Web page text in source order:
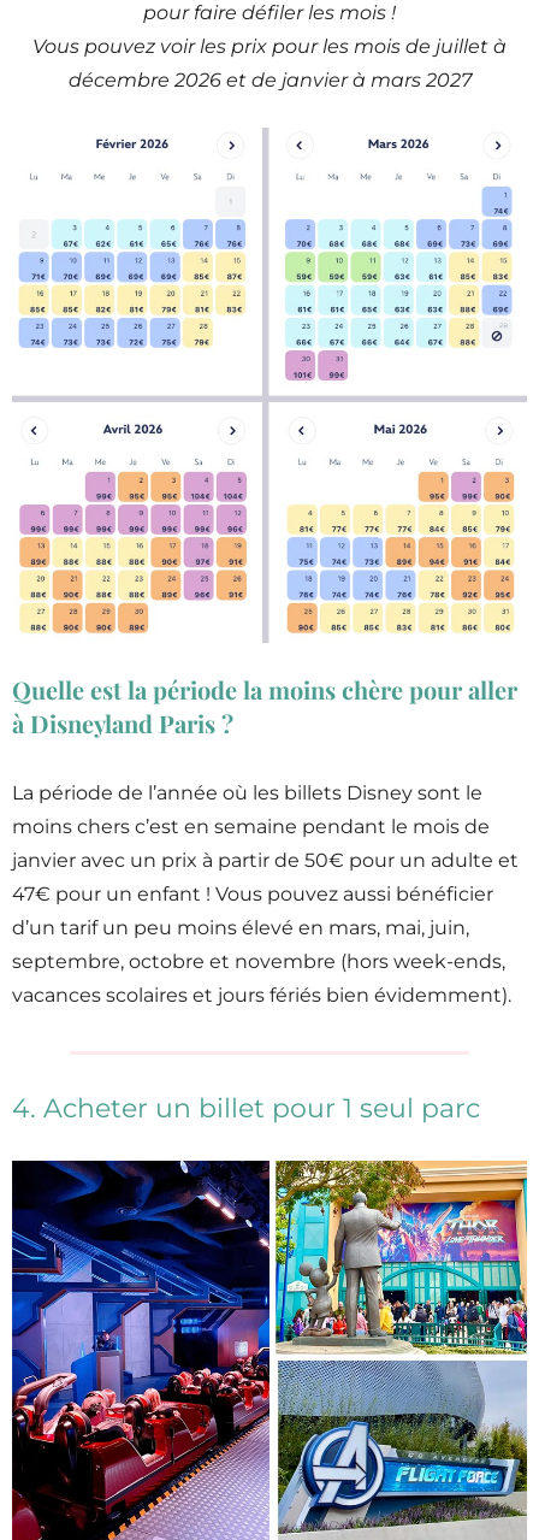
pour faire défiler les mois !
Vous pouvez voir les prix pour les mois de juillet à
décembre 2026 et de janvier à mars 2027
Quelle est la période la moins chère pour aller
à Disneyland Paris ?
La période de l’année où les billets Disney sont le
moins chers c’est en semaine pendant le mois de
janvier avec un prix à partir de 50€ pour un adulte et
47€ pour un enfant ! Vous pouvez aussi bénéficier
d’un tarif un peu moins élevé en mars, mai, juin,
septembre, octobre et novembre (hors week-ends,
vacances scolaires et jours fériés bien évidemment).
4. Acheter un billet pour 1 seul parc